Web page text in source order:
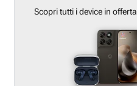
Scopri tutti i device in offerta